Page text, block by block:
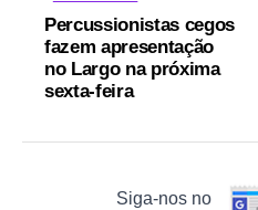
Percussionistas cegos
fazem apresentação
no Largo na próxima
sexta-feira
Siga-nos no